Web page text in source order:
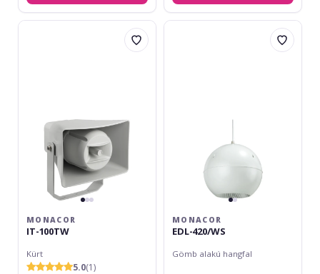
Monacor
MONACOR
IT-100TW
Kürt
5.0(1)
Monacor
MONACOR
EDL-420/WS
Gömb alakú hangfal